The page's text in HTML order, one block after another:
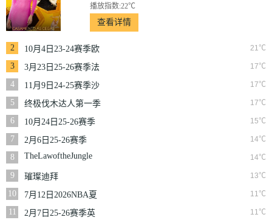
播放指数:22℃
查看详情
2 21℃
10月4日23-24赛季欧
冠小组赛第2轮那不
勒斯VS皇家马德里
3 17℃
3月23日25-26赛季法
甲第27轮雷恩VS梅斯
4 17℃
11月9日24-25赛季沙
联第10轮利雅得体育
VS利雅得胜利
5 17℃
终极伐木达人第一季
6
15℃
10月24日25-26赛季
NBA常规赛掘金VS
勇士
7 14℃
2月6日25-26赛季
NBA常规赛篮网VS
8 14℃
TheLawoftheJungle
9 13℃
璀璨迪拜
10
11℃
7月12日2026NBA夏
季联赛尼克斯VS马刺
11 11℃
2月7日25-26赛季英